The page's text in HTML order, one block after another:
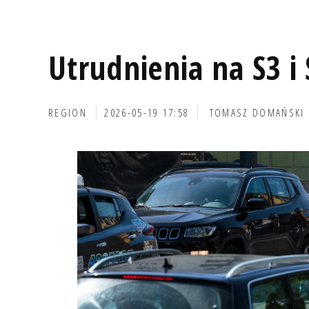
Utrudnienia na S3 i
REGION 2026-05-19 17:58 TOMASZ DOMAŃSKI